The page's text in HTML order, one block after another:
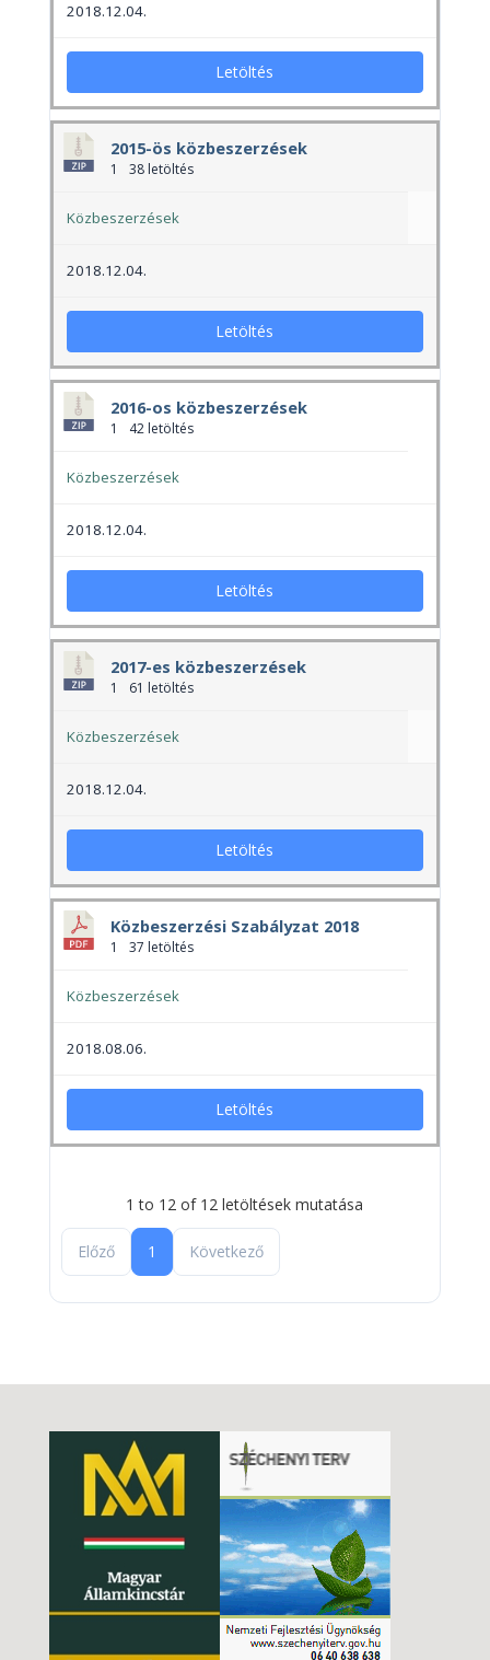
2018.12.04.
Letöltés
2015-ös közbeszerzések
1 38 letöltés
Közbeszerzések
2018.12.04.
Letöltés
2016-os közbeszerzések
1 42 letöltés
Közbeszerzések
2018.12.04.
Letöltés
2017-es közbeszerzések
1 61 letöltés
Közbeszerzések
2018.12.04.
Letöltés
Közbeszerzési Szabályzat 2018
1 37 letöltés
Közbeszerzések
2018.08.06.
Letöltés
1 to 12 of 12 letöltések mutatása
Előző 1 Következő